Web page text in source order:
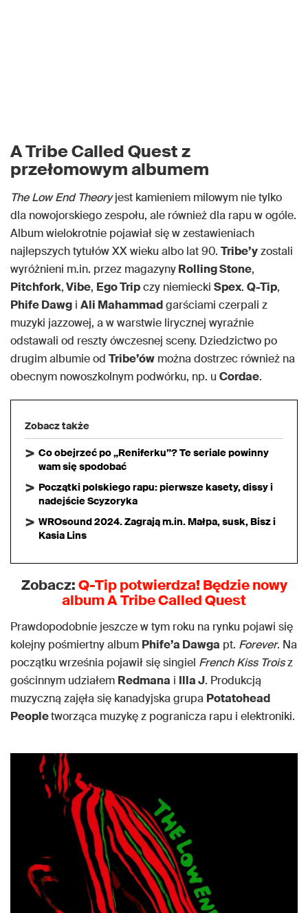
A Tribe Called Quest z
przełomowym albumem
The Low End Theoryjest kamieniem milowym nie tylko
dla nowojorskiego zespołu, ale również dla rapu w ogóle.
Album wielokrotnie pojawiał się w zestawieniach
najlepszych tytułów XX wieku albo lat 90. Tribe’yzostali
wyróżnieni m.in. przez magazynyRolling Stone,
Pitchfork,Vibe, Ego Tripczy niemiecki Spex. Q-Tip,
Phife Dawg i Ali Mahammadgarściami czerpali z
muzyki jazzowej, a w warstwie lirycznej wyraźnie
odstawali od reszty ówczesnej sceny. Dziedzictwo po
drugim albumie od Tribe’ów można dostrzec również na
obecnym nowoszkolnym podwórku, np. u Cordae.
Zobacz także
Co obejrzeć po „Reniferku”? Te seriale powinny
wam się spodobać
Początki polskiego rapu: pierwsze kasety, dissy i
nadejście Scyzoryka
WROsound 2024. Zagrają m.in. Małpa, susk, Bisz i
Kasia Lins
Zobacz:Q-Tip potwierdza! Będzie nowy
album A Tribe Called Quest
Prawdopodobnie jeszcze w tym roku na rynku pojawi się
kolejny pośmiertny album Phife’a Dawga pt. Forever. Na
początku września pojawił się singiel French Kiss Troisz
gościnnym udziałem Redmana i Illa J. Produkcją
muzyczną zajęła się kanadyjska grupa Potatohead
Peopletworząca muzykę z pogranicza rapu i elektroniki.